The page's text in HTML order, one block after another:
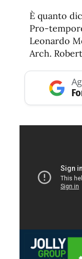
È quanto
Pro-
Leonardo
Arch.